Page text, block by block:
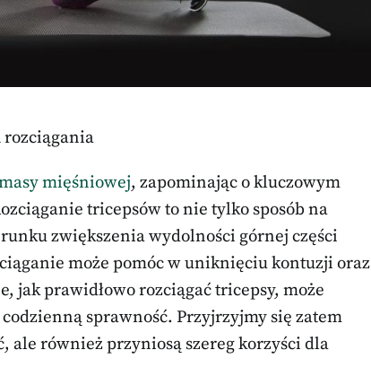
rozciągania
mięśniowej, zapominając o kluczowym
tricepsów to nie tylko sposób na
zwiększenia wydolności górnej części
może pomóc w uniknięciu kontuzji oraz
jak prawidłowo rozciągać tricepsy, może
sprawność. Przyjrzyjmy się zatem
ale również przyniosą szereg korzyści dla